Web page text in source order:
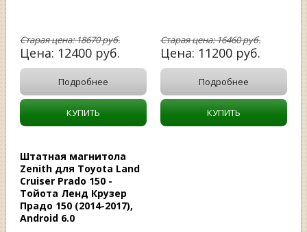
Старая цена:18670руб.
Цена: 12400 руб.
Подробнее
КУПИТЬ
Старая цена:16460руб.
Цена: 11200 руб.
Подробнее
КУПИТЬ
Штатная магнитола
Zenith для Toyota Land
Cruiser Prado 150 -
Тойота Ленд Крузер
Прадо 150 (2014-2017),
Android 6.0